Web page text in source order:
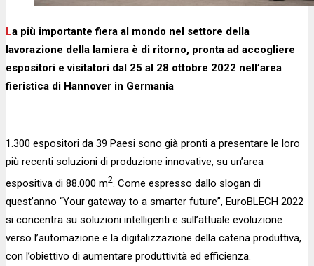
La più importante fiera al mondo nel settore della
lavorazione della lamiera è di ritorno, pronta ad accogliere
espositori e visitatori dal 25 al 28 ottobre 2022 nell’area
fieristica di Hannover in Germania
1.300 espositori da 39 Paesi sono già pronti a presentare le loro
più recenti soluzioni di produzione innovative, su un’area
espositiva di 88.000 m2. Come espresso dallo slogan di
quest’anno “Your gateway to a smarter future”, EuroBLECH 2022
si concentra su soluzioni intelligenti e sull’attuale evoluzione
verso l’automazione e la digitalizzazione della catena produttiva,
con l’obiettivo di aumentare produttività ed efficienza.